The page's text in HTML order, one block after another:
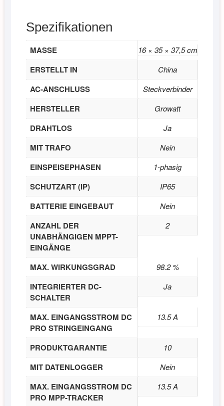
Spezifikationen
MASSE 16 × 35 × 37,5 cm
ERSTELLT IN China
AC-ANSCHLUSS Steckverbinder
HERSTELLER Growatt
DRAHTLOS Ja
MIT TRAFO Nein
EINSPEISEPHASEN 1-phasig
SCHUTZART (IP) IP65
BATTERIE EINGEBAUT Nein
ANZAHL DER
UNABHÄNGIGEN MPPT-
EINGÄNGE
2
MAX. WIRKUNGSGRAD 98.2 %
INTEGRIERTER DC-
SCHALTER
Ja
MAX. EINGANGSSTROM DC
PRO STRINGEINGANG
13.5 A
PRODUKTGARANTIE 10
MIT DATENLOGGER Nein
MAX. EINGANGSSTROM DC
PRO MPP-TRACKER
13.5 A